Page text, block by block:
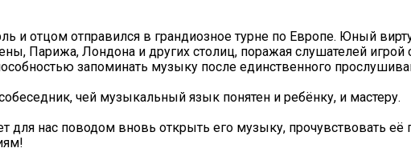
и отцом отправился в грандиозное турне по Европе. Юный
Парижа, Лондона и других столиц, поражая слушателей игрой
запоминать музыку после единственного
чей музыкальный язык понятен и ребёнку, и мастеру.
для нас поводом вновь открыть его музыку, прочувствовать её